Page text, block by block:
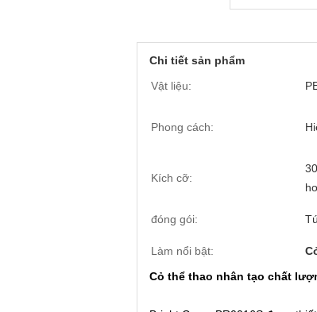
Chi tiết sản phẩm
Vật liệu:
Phong cách:
Kích cỡ:
đóng gói:
Làm nổi bật:
Cỏ thể thao nhân tạo chất